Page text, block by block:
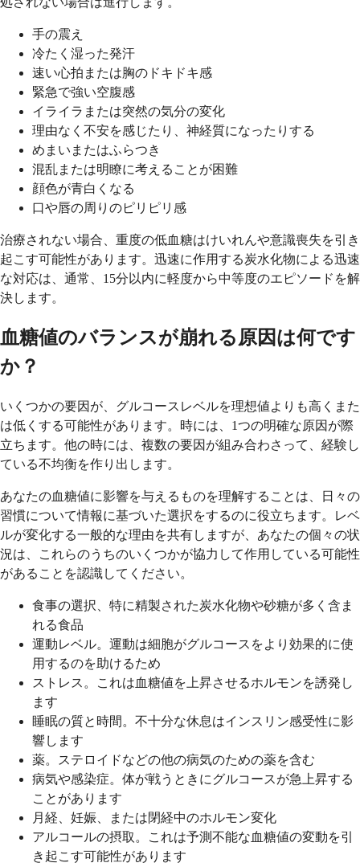
手の震え
冷たく湿った発汗
速い心拍または胸のドキドキ感
緊急で強い空腹感
イライラまたは突然の気分の変化
理由なく不安を感じたり、神経質になったりする
めまいまたはふらつき
混乱または明瞭に考えることが困難
顔色が青白くなる
口や唇の周りのピリピリ感
治療されない場合、重度の低血糖はけいれんや意識喪失を引き
起こす可能性があります。迅速に作用する炭水化物による迅速
な対応は、通常、15分以内に軽度から中等度のエピソードを解
決します。
血糖値のバランスが崩れる原因は何です
か？
いくつかの要因が、グルコースレベルを理想値よりも高くまた
は低くする可能性があります。時には、1つの明確な原因が際
立ちます。他の時には、複数の要因が組み合わさって、経験し
ている不均衡を作り出します。
あなたの血糖値に影響を与えるものを理解することは、日々の
習慣について情報に基づいた選択をするのに役立ちます。レベ
ルが変化する一般的な理由を共有しますが、あなたの個々の状
況は、これらのうちのいくつかが協力して作用している可能性
があることを認識してください。
食事の選択、特に精製された炭水化物や砂糖が多く含ま
れる食品
運動レベル。運動は細胞がグルコースをより効果的に使
用するのを助けるため
ストレス。これは血糖値を上昇させるホルモンを誘発し
ます
睡眠の質と時間。不十分な休息はインスリン感受性に影
響します
薬。ステロイドなどの他の病気のための薬を含む
病気や感染症。体が戦うときにグルコースが急上昇する
ことがあります
月経、妊娠、または閉経中のホルモン変化
アルコールの摂取。これは予測不能な血糖値の変動を引
き起こす可能性があります